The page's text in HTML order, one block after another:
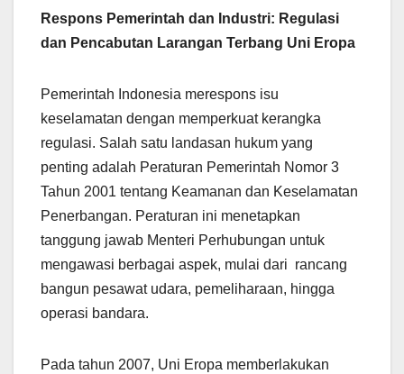
Respons Pemerintah dan Industri: Regulasi
dan Pencabutan Larangan Terbang Uni Eropa
Pemerintah Indonesia merespons isu
keselamatan dengan memperkuat kerangka
regulasi. Salah satu landasan hukum yang
penting adalah Peraturan Pemerintah Nomor 3
Tahun 2001 tentang Keamanan dan Keselamatan
Penerbangan. Peraturan ini menetapkan
tanggung jawab Menteri Perhubungan untuk
mengawasi berbagai aspek, mulai dari rancang
bangun pesawat udara, pemeliharaan, hingga
operasi bandara.
Pada tahun 2007, Uni Eropa memberlakukan